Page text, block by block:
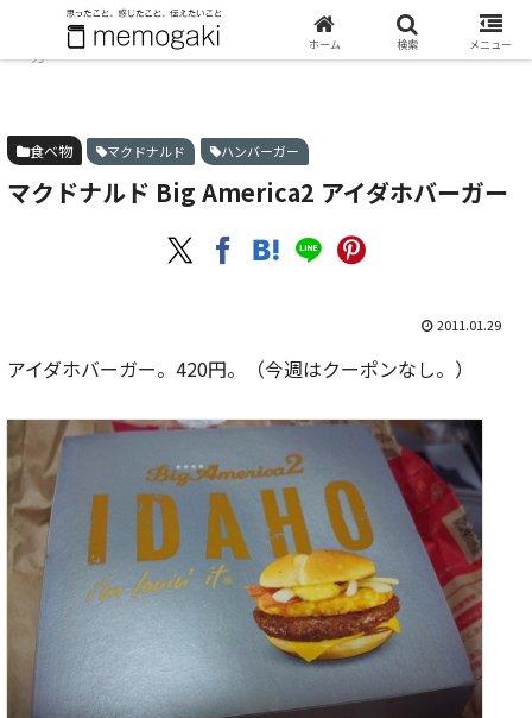
ホーム 食べ物
マクドナルド Big America2 アイダホバ
ーガー
食べ物 マクドナルド ハンバーガー
マクドナルド Big America2 アイダホバーガー
2011.01.29
アイダホバーガー。420円。（今週はクーポンなし。）
ホーム 検索 メニュー